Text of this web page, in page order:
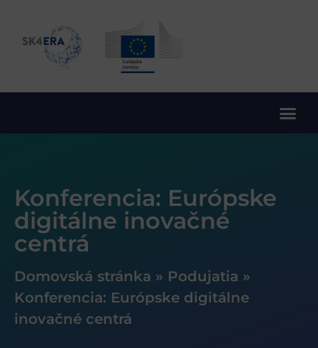
Konferencia: Európske
digitálne inovačné
centrá
Domovská stránka » Podujatia »
Konferencia: Európske digitálne
inovačné centrá